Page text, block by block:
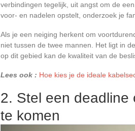
verbindingen tegelijk, uit angst om de
voor- en nadelen opstelt, onderzoek je
Als je een neiging herkent om
niet tussen de twee mannen. Het ligt in
op dit gebied kan de kwaliteit van de
Lees ook : Hoe kies je de ideale
2. Stel een deadline
te komen